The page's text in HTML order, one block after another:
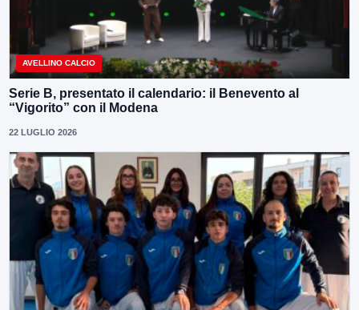
AVELLINO CALCIO
Serie B, presentato il calendario: il Benevento al
“Vigorito” con il Modena
22 LUGLIO 2026